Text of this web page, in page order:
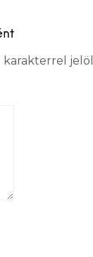
karakterrel